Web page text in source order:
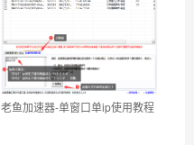
老鱼加速器-单窗口单ip使用教程